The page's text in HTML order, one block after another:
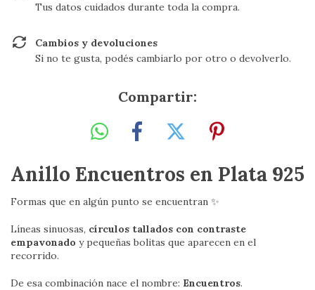
Tus datos cuidados durante toda la compra.
Cambios y devoluciones
Si no te gusta, podés cambiarlo por otro o devolverlo.
Compartir:
Anillo Encuentros en Plata 925
Formas que en algún punto se encuentran ✨
Líneas sinuosas, círculos tallados con contraste
empavonado y pequeñas bolitas que aparecen en el
recorrido.
De esa combinación nace el nombre: Encuentros.